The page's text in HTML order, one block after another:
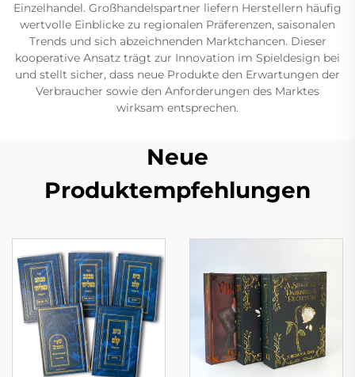
Einzelhandel. Großhandelspartner liefern Herstellern häufig
wertvolle Einblicke zu regionalen Präferenzen, saisonalen
Trends und sich abzeichnenden Marktchancen. Dieser
kooperative Ansatz trägt zur Innovation im Spieldesign bei
und stellt sicher, dass neue Produkte den Erwartungen der
Verbraucher sowie den Anforderungen des Marktes
wirksam entsprechen.
Neue
Produktempfehlungen